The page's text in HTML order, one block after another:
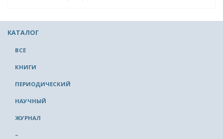
КАТАЛОГ
ВСЕ
КНИГИ
ПЕРИОДИЧЕСКИЙ
НАУЧНЫЙ
ЖУРНАЛ
–